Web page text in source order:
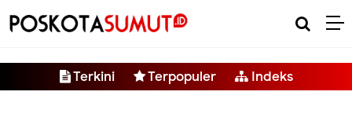
Terkini Terpopuler Indeks